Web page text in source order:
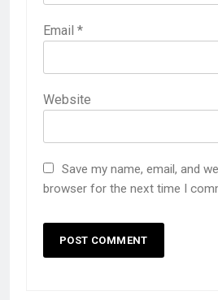
Email *
Website
Save my name, email, and
browser for the next time I